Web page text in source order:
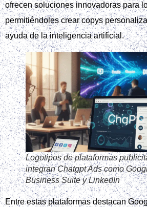
ofrecen soluciones innovadoras para
permitiéndoles crear copys
ayuda de la inteligencia artificial.
Logotipos de plataformas
integran Chatgpt Ads como
Business Suite y LinkedIn
Entre estas plataformas destacan